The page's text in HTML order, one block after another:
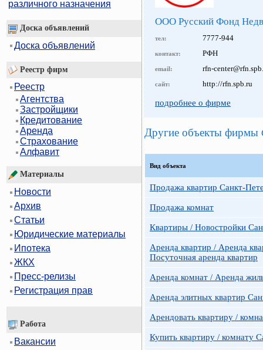
различного назначения
Доска объявлений
Доска объявлений
Реестр фирм
Реестр
Агентства
Застройщики
Кредитование
Аренда
Страхование
Алфавит
Материалы
Новости
Архив
Статьи
Юридические материалы
Ипотека
ЖКХ
Пресс-релизы
Регистрация прав
Работа
Вакансии
ООО Русский Фонд
тел: 7777-944
контакт: РФН
email: rfn-
сайт: http://rfn.spb.ru
подробнее о фирме
Другие объекты фирмы
Вид объекта
Продажа квартир Санкт-
Продажа комнат
Квартиры / Новостройки
Аренда квартир / Аренда
Посуточная аренда квартир
Аренда комнат / Аренда
Аренда элитных квартир
Арендовать квартиру /
Купить квартиру / комнату